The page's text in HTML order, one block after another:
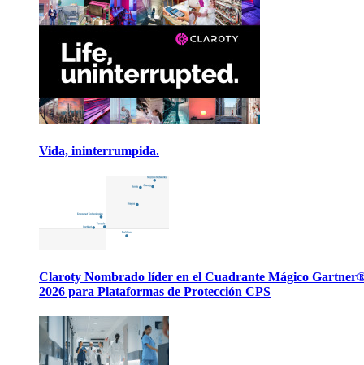
Vida, ininterrumpida.
Claroty Nombrado líder en el Cuadrante Mágico
2026 para Plataformas de Protección CPS